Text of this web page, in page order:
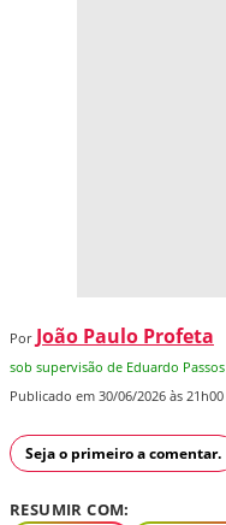
Por João Paulo Profeta
sob supervisão de Eduardo Passos
Publicado em 30/06/2026 às 21h00
Seja o primeiro a comentar.
RESUMIR COM: